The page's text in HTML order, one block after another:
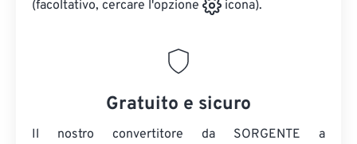
(facoltativo, cercare l'opzione icona).
Gratuito e sicuro
Il nostro convertitore da SORGENTE a